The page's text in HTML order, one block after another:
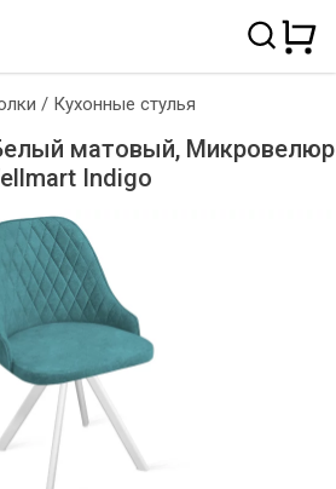
/ Кухонные стулья
матовый, Микровелюр
Indigo